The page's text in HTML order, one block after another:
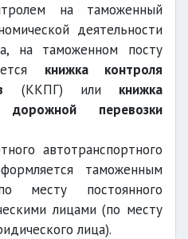
на таможенный
деятельности
на таможенном посту
книжка контроля
(ККПГ) или книжка
дорожной перевозки
автотранспортного
таможенным
месту постоянного
лицами (по месту
лица).